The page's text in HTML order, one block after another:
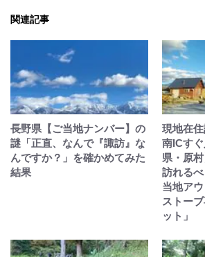
関連記事
長野県【ご当地ナンバー】の
謎「正直、なんで『諏訪』な
んですか？」を確かめてみた
結果
現地在
南ICす
県・原
訪れる
当地ア
ストー
ット」